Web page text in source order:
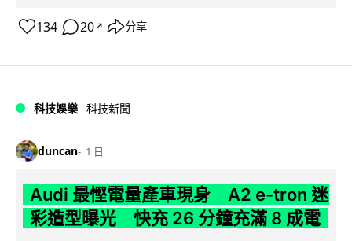
134 20 ↗ 分享
科技娛樂 科技新聞
duncan 1 日
Audi 最慳電量產車現身 A2 e-tron 迷
彩造型曝光 快充 26 分鐘充滿 8 成電